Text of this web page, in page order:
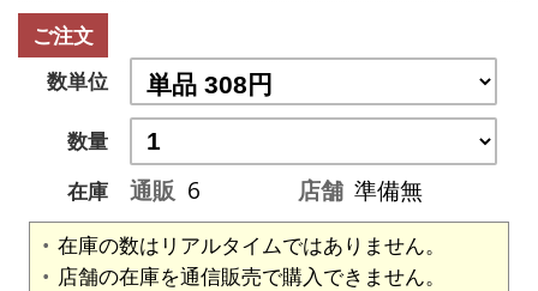
ご注文
数単位
数量
在庫
通販 6 店舗 準備無
在庫の数はリアルタイムではありません。
店舗の在庫を通信販売で購入できません。